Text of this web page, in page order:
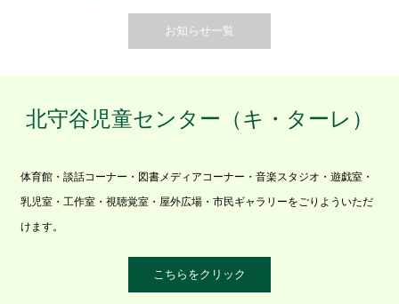
お知らせ一覧
北守谷児童センター（キ・ターレ）
体育館・談話コーナー・図書メディアコーナー・音楽スタジオ・遊戯室・
乳児室・工作室・視聴覚室・屋外広場・市民ギャラリーをごりよういただ
けます。
こちらをクリック